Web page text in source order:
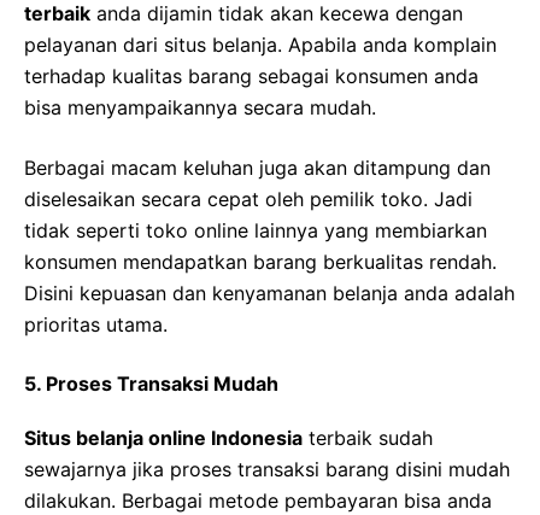
terbaik anda dijamin tidak akan kecewa dengan
pelayanan dari situs belanja. Apabila anda komplain
terhadap kualitas barang sebagai konsumen anda
bisa menyampaikannya secara mudah.
Berbagai macam keluhan juga akan ditampung dan
diselesaikan secara cepat oleh pemilik toko. Jadi
tidak seperti toko online lainnya yang membiarkan
konsumen mendapatkan barang berkualitas rendah.
Disini kepuasan dan kenyamanan belanja anda adalah
prioritas utama.
5. Proses Transaksi Mudah
Situs belanja online Indonesia terbaik sudah
sewajarnya jika proses transaksi barang disini mudah
dilakukan. Berbagai metode pembayaran bisa anda